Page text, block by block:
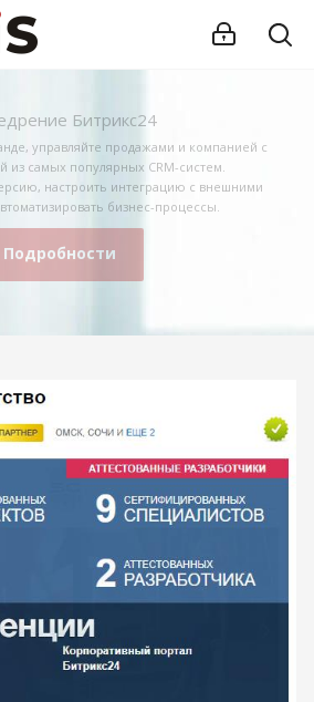
Битрикс24
управляйте продажами и компанией с
самых популярных CRM-систем.
настроить интеграцию с внешними
бизнес-процессы.
Подробности